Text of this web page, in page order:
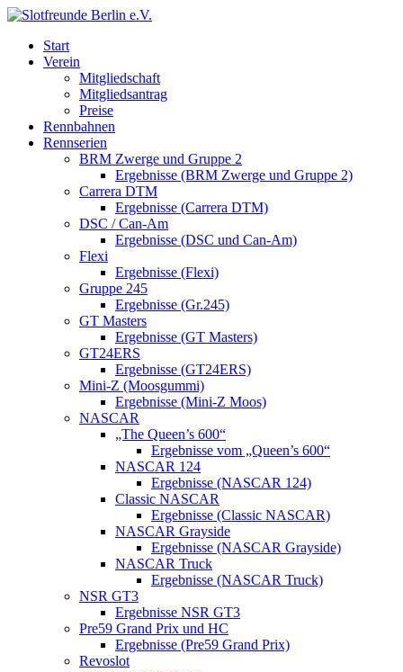
Start
Verein
Mitgliedschaft
Mitgliedsantrag
Preise
Rennbahnen
Rennserien
BRM Zwerge und Gruppe 2
Ergebnisse (BRM Zwerge und Gruppe 2)
Carrera DTM
Ergebnisse (Carrera DTM)
DSC / Can-Am
Ergebnisse (DSC und Can-Am)
Flexi
Ergebnisse (Flexi)
Gruppe 245
Ergebnisse (Gr.245)
GT Masters
Ergebnisse (GT Masters)
GT24ERS
Ergebnisse (GT24ERS)
Mini-Z (Moosgummi)
Ergebnisse (Mini-Z Moos)
NASCAR
„The Queen’s 600“
Ergebnisse vom „Queen’s 600“
NASCAR 124
Ergebnisse (NASCAR 124)
Classic NASCAR
Ergebnisse (Classic NASCAR)
NASCAR Grayside
Ergebnisse (NASCAR Grayside)
NASCAR Truck
Ergebnisse (NASCAR Truck)
NSR GT3
Ergebnisse NSR GT3
Pre59 Grand Prix und HC
Ergebnisse (Pre59 Grand Prix)
Revoslot